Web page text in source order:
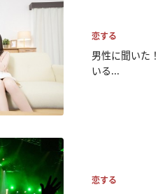
恋する
男性に聞いた
いる...
恋する